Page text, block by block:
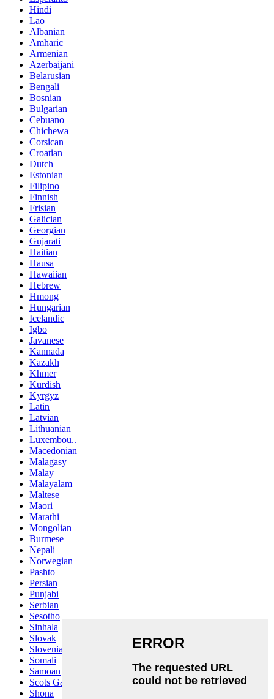
Hindi
Lao
Albanian
Amharic
Armenian
Azerbaijani
Belarusian
Bengali
Bosnian
Bulgarian
Cebuano
Chichewa
Corsican
Croatian
Dutch
Estonian
Filipino
Finnish
Frisian
Galician
Georgian
Gujarati
Haitian
Hausa
Hawaiian
Hebrew
Hmong
Hungarian
Icelandic
Igbo
Javanese
Kannada
Kazakh
Khmer
Kurdish
Kyrgyz
Latin
Latvian
Lithuanian
Luxembou..
Macedonian
Malagasy
Malay
Malayalam
Maltese
Maori
Marathi
Mongolian
Burmese
Nepali
Norwegian
Pashto
Persian
Punjabi
Serbian
Sesotho
Sinhala
Slovak
Slovenian
Somali
Samoan
Scots Gaelic
Shona